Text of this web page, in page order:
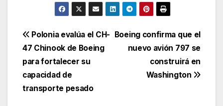
Navegación
de
entradas
Boeing confirma que el
nuevo avión 797 se
construirá en
Washington
Polonia evalúa el CH-
47 Chinook de Boeing
para fortalecer su
capacidad de
transporte pesado